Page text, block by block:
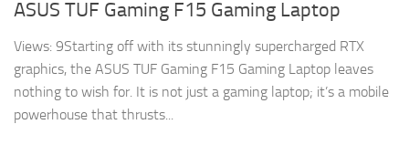
ASUS TUF Gaming F15 Gaming Laptop
Views: 9Starting off with its stunningly supercharged RTX
graphics, the ASUS TUF Gaming F15 Gaming Laptop leaves
nothing to wish for. It is not just a gaming laptop; it’s a mobile
powerhouse that thrusts...